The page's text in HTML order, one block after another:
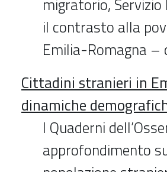
il contrasto alla
Emilia-Romagna –
Cittadini stranieri in
dinamiche
I Quaderni
approfondimento